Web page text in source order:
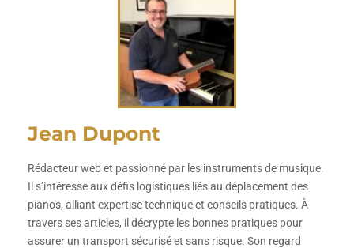
Jean Dupont
Rédacteur web et passionné par les instruments de musique.
Il s’intéresse aux défis logistiques liés au déplacement des
pianos, alliant expertise technique et conseils pratiques. À
travers ses articles, il décrypte les bonnes pratiques pour
assurer un transport sécurisé et sans risque. Son regard